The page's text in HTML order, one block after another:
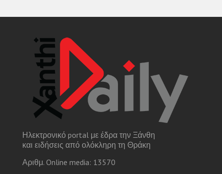
Ηλεκτρονικό portal με έδρα την Ξάνθη
και ειδήσεις από ολόκληρη τη Θράκη
Αριθμ. Online media: 13570